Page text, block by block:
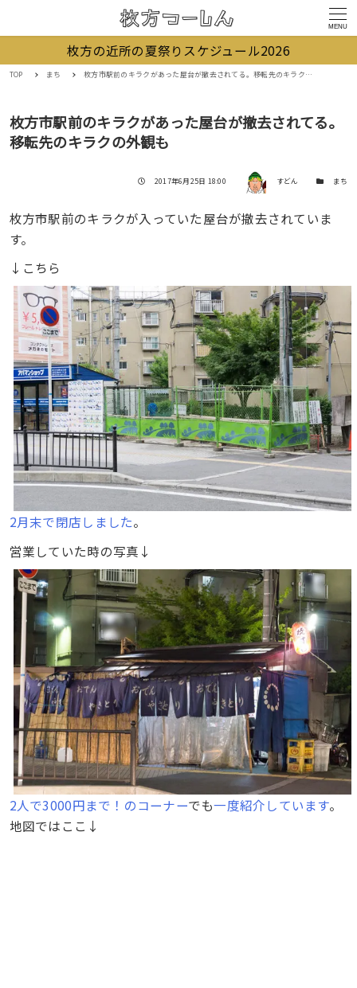
MENU
枚方の近所の夏祭りスケジュール2026
TOP まち 枚方市駅前のキラクがあった屋台が撤去されてる。移転先のキラクの外観も
枚方市駅前のキラクがあった屋台が撤去されてる。
移転先のキラクの外観も
投稿日
2017年6月25日 18:00 著者 すどん カテゴリー
まち
枚方市駅前のキラクが入っていた屋台が撤去されていま
す。
↓こちら
2月末で閉店しました。
営業していた時の写真↓
2人で3000円まで！のコーナーでも一度紹介しています。
地図ではここ↓